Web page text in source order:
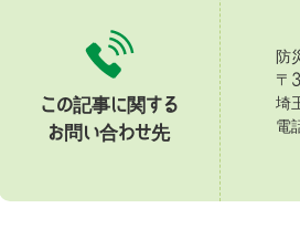
この記事に関する
お問い合わせ先
防
〒
埼
電